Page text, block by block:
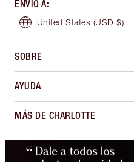
ENVÍO A:
United States (USD $)
SOBRE
AYUDA
MÁS DE CHARLOTTE